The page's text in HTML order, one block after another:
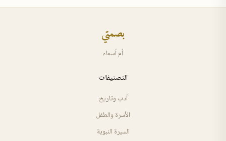
بصمتي
أم أسماء
التصنيفات
أدب وتاريخ
الأسرة والطفل
السيرة النبوية